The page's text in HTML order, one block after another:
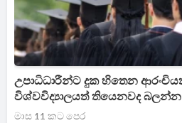
උපාධිධාරීන්ට දුක හිතෙන
විශ්වවිද්‍යාලයත් තියෙනවද බලන්න
මාස 11 කට පෙර